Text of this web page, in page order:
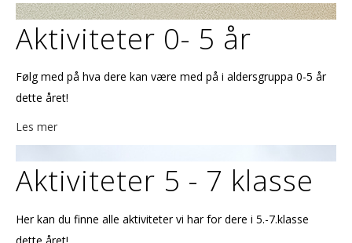
Aktiviteter 0- 5 år
Følg med på hva dere kan være med på i aldersgruppa 0-5 år
dette året!
Les mer
Aktiviteter 5 - 7 klasse
Her kan du finne alle aktiviteter vi har for dere i 5.-7.klasse